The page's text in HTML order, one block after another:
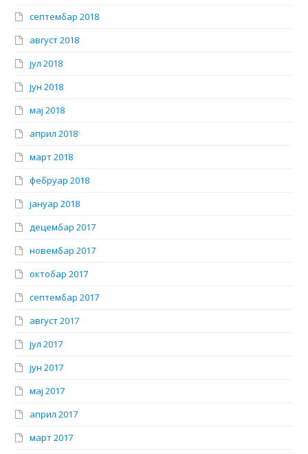
септембар 2018
август 2018
јул 2018
јун 2018
мај 2018
април 2018
март 2018
фебруар 2018
јануар 2018
децембар 2017
новембар 2017
октобар 2017
септембар 2017
август 2017
јул 2017
јун 2017
мај 2017
април 2017
март 2017